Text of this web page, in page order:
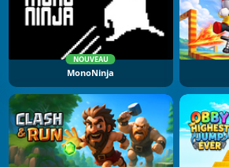
NOUVEAU
MonoNinja